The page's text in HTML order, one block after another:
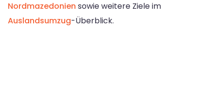
Nordmazedonien sowie weitere Ziele im
Auslandsumzug-Überblick.